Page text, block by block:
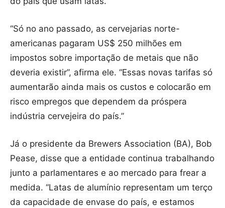
“Só no ano passado, as cervejarias norte-
americanas pagaram US$ 250 milhões em
impostos sobre importação de metais que não
deveria existir”, afirma ele. “Essas novas tarifas só
aumentarão ainda mais os custos e colocarão em
risco empregos que dependem da próspera
indústria cervejeira do país.”
Já o presidente da Brewers Association (BA), Bob
Pease, disse que a entidade continua trabalhando
junto a parlamentares e ao mercado para frear a
medida. “Latas de alumínio representam um terço
da capacidade de envase do país, e estamos